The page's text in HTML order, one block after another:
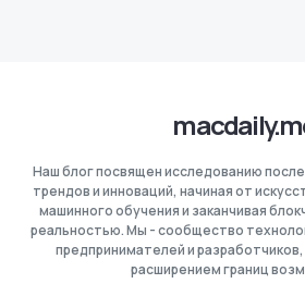
Наш блог посвящен исследованию
трендов и инноваций, начиная от
машинного обучения и заканчивая
реальностью. Мы - сообщество
предпринимателей и
расширением границ